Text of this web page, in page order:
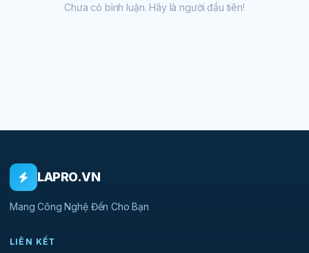
Chưa có bình luận. Hãy là người đầu tiên!
LAPRO.VN
Mang Công Nghệ Đến Cho Bạn
LIÊN KẾT